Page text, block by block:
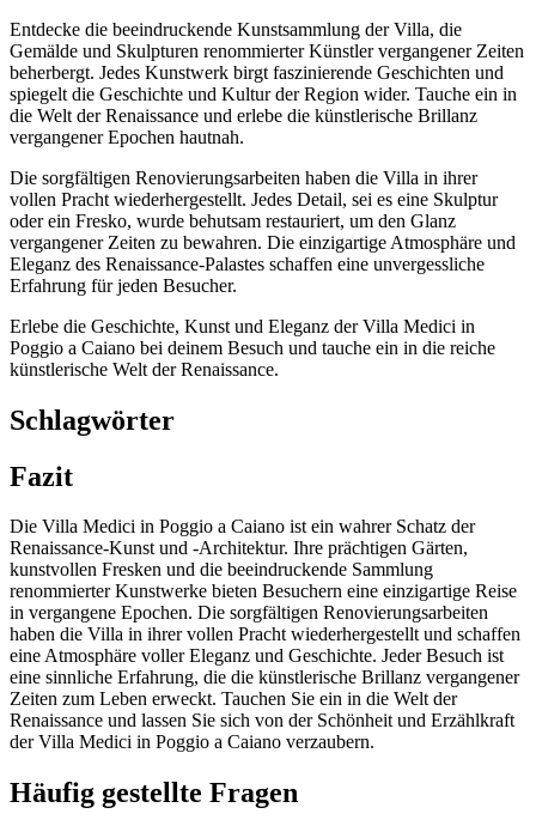
Entdecke die beeindruckende Kunstsammlung der Villa, die
Gemälde und Skulpturen renommierter Künstler vergangener Zeiten
beherbergt. Jedes Kunstwerk birgt faszinierende Geschichten und
spiegelt die Geschichte und Kultur der Region wider. Tauche ein in
die Welt der Renaissance und erlebe die künstlerische Brillanz
vergangener Epochen hautnah.
Die sorgfältigen Renovierungsarbeiten haben die Villa in ihrer
vollen Pracht wiederhergestellt. Jedes Detail, sei es eine Skulptur
oder ein Fresko, wurde behutsam restauriert, um den Glanz
vergangener Zeiten zu bewahren. Die einzigartige Atmosphäre und
Eleganz des Renaissance-Palastes schaffen eine unvergessliche
Erfahrung für jeden Besucher.
Erlebe die Geschichte, Kunst und Eleganz der Villa Medici in
Poggio a Caiano bei deinem Besuch und tauche ein in die reiche
künstlerische Welt der Renaissance.
Schlagwörter
Fazit
Die Villa Medici in Poggio a Caiano ist ein wahrer Schatz der
Renaissance-Kunst und -Architektur. Ihre prächtigen Gärten,
kunstvollen Fresken und die beeindruckende Sammlung
renommierter Kunstwerke bieten Besuchern eine einzigartige Reise
in vergangene Epochen. Die sorgfältigen Renovierungsarbeiten
haben die Villa in ihrer vollen Pracht wiederhergestellt und schaffen
eine Atmosphäre voller Eleganz und Geschichte. Jeder Besuch ist
eine sinnliche Erfahrung, die die künstlerische Brillanz vergangener
Zeiten zum Leben erweckt. Tauchen Sie ein in die Welt der
Renaissance und lassen Sie sich von der Schönheit und Erzählkraft
der Villa Medici in Poggio a Caiano verzaubern.
Häufig gestellte Fragen